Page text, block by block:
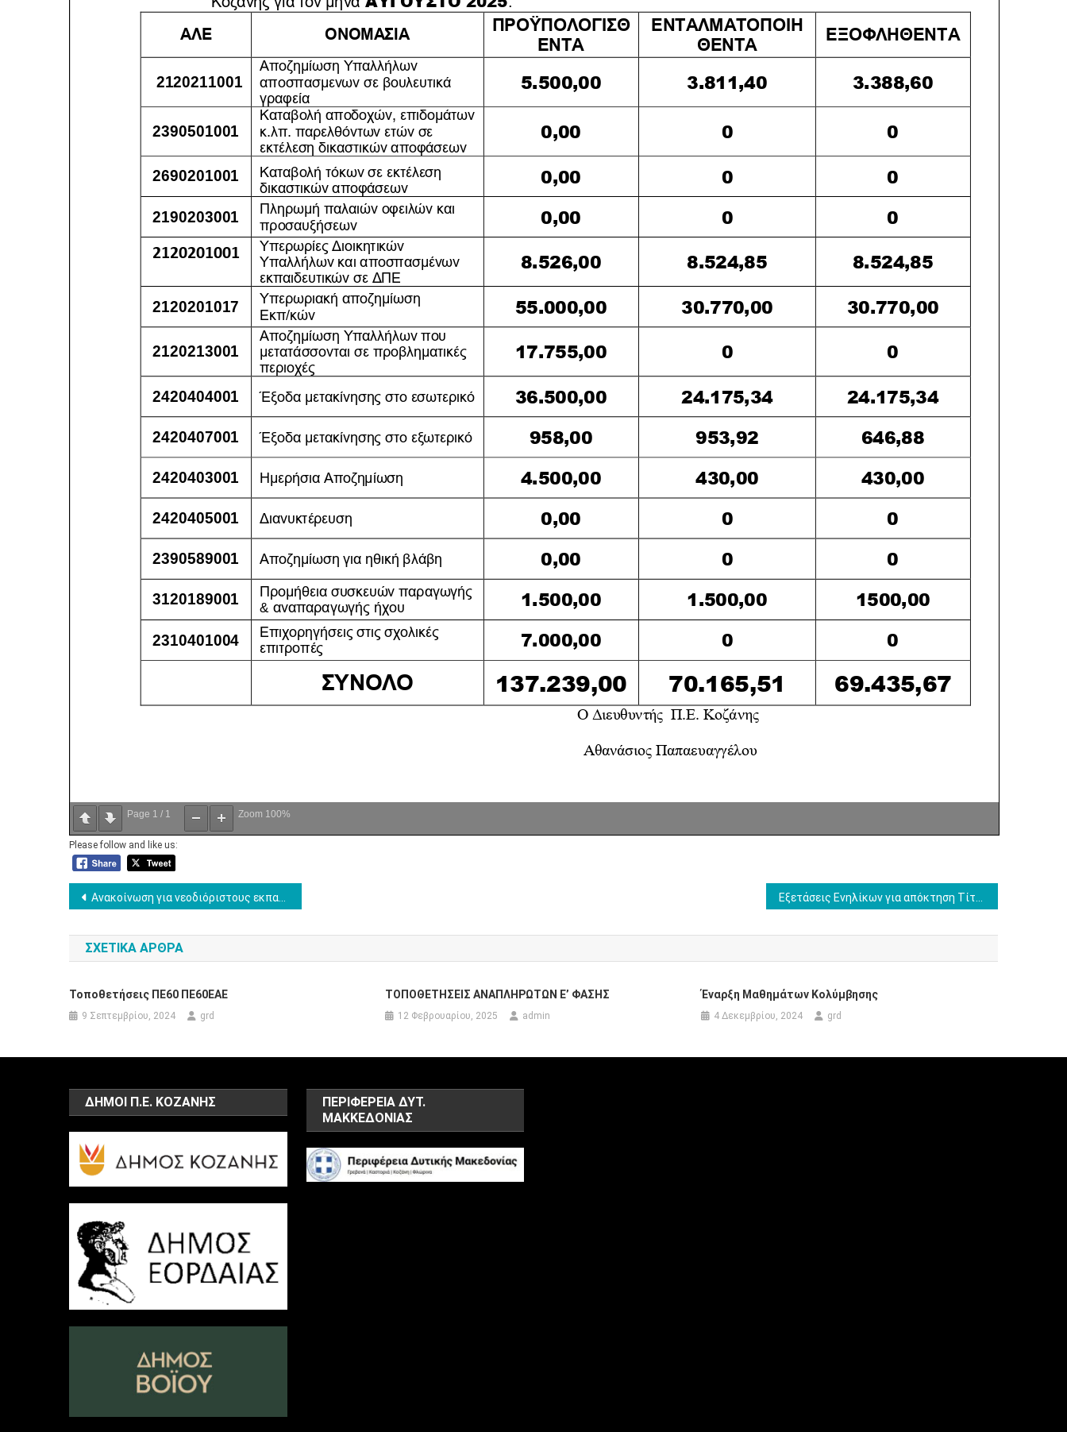
Page 1 / 1 Zoom 100%
Please follow and like us:
Πλοήγηση
άρθρων
Ανακοίνωση για νεοδιόριστους εκπαιδευτικούς – Ανακοινοποίηση λειτουργικών κενών ως προς τους κλάδους ΠΕ60ΕΑΕ και ΠΕ70ΕΑΕ
ΣΧΕΤΙΚΆ ΆΡΘΡΑ
Τοποθετήσεις ΠΕ60 ΠΕ60ΕΑΕ
9 Σεπτεμβρίου, 2024 grd
ΤΟΠΟΘΕΤΗΣΕΙΣ ΑΝΑΠΛΗΡΩΤΩΝ E’ ΦΑΣΗΣ
12 Φεβρουαρίου, 2025 admin
Έναρξη Μαθημάτων Κολύμβησης
4 Δεκεμβρίου, 2024 grd
ΔΗΜΟΙ Π.Ε. ΚΟΖΑΝΗΣ
ΠΕΡΙΦΕΡΕΙΑ ΔΥΤ.
ΜΑΚΚΕΔΟΝΙΑΣ